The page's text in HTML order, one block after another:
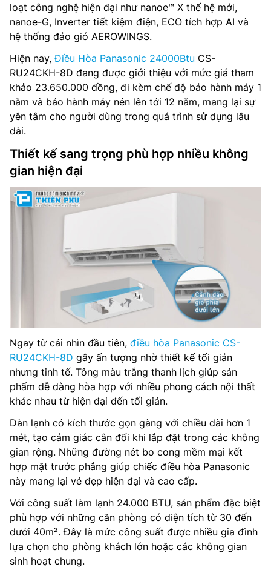
loạt công nghệ hiện đại như nanoe™ X thế hệ mới,
nanoe-G, Inverter tiết kiệm điện, ECO tích hợp AI và
hệ thống đảo gió AEROWINGS.
Hiện nay,Điều Hòa Panasonic 24000Btu CS-
RU24CKH-8D đang được giới thiệu với mức giá tham
khảo 23.650.000 đồng, đi kèm chế độ bảo hành máy 1
năm và bảo hành máy nén lên tới 12 năm, mang lại sự
yên tâm cho người dùng trong quá trình sử dụng lâu
dài.
Thiết kế sang trọng phù hợp nhiều không
gian hiện đại
Ngay từ cái nhìn đầu tiên, điều hòa Panasonic CS-
RU24CKH-8D gây ấn tượng nhờ thiết kế tối giản
nhưng tinh tế. Tông màu trắng thanh lịch giúp sản
phẩm dễ dàng hòa hợp với nhiều phong cách nội thất
khác nhau từ hiện đại đến tối giản.
Dàn lạnh có kích thước gọn gàng với chiều dài hơn 1
mét, tạo cảm giác cân đối khi lắp đặt trong các không
gian rộng. Những đường nét bo cong mềm mại kết
hợp mặt trước phẳng giúp chiếc điều hòa Panasonic
này mang lại vẻ đẹp hiện đại và cao cấp.
Với công suất làm lạnh 24.000 BTU, sản phẩm đặc biệt
phù hợp với những căn phòng có diện tích từ 30 đến
dưới 40m². Đây là mức công suất được nhiều gia đình
lựa chọn cho phòng khách lớn hoặc các không gian
sinh hoạt chung.